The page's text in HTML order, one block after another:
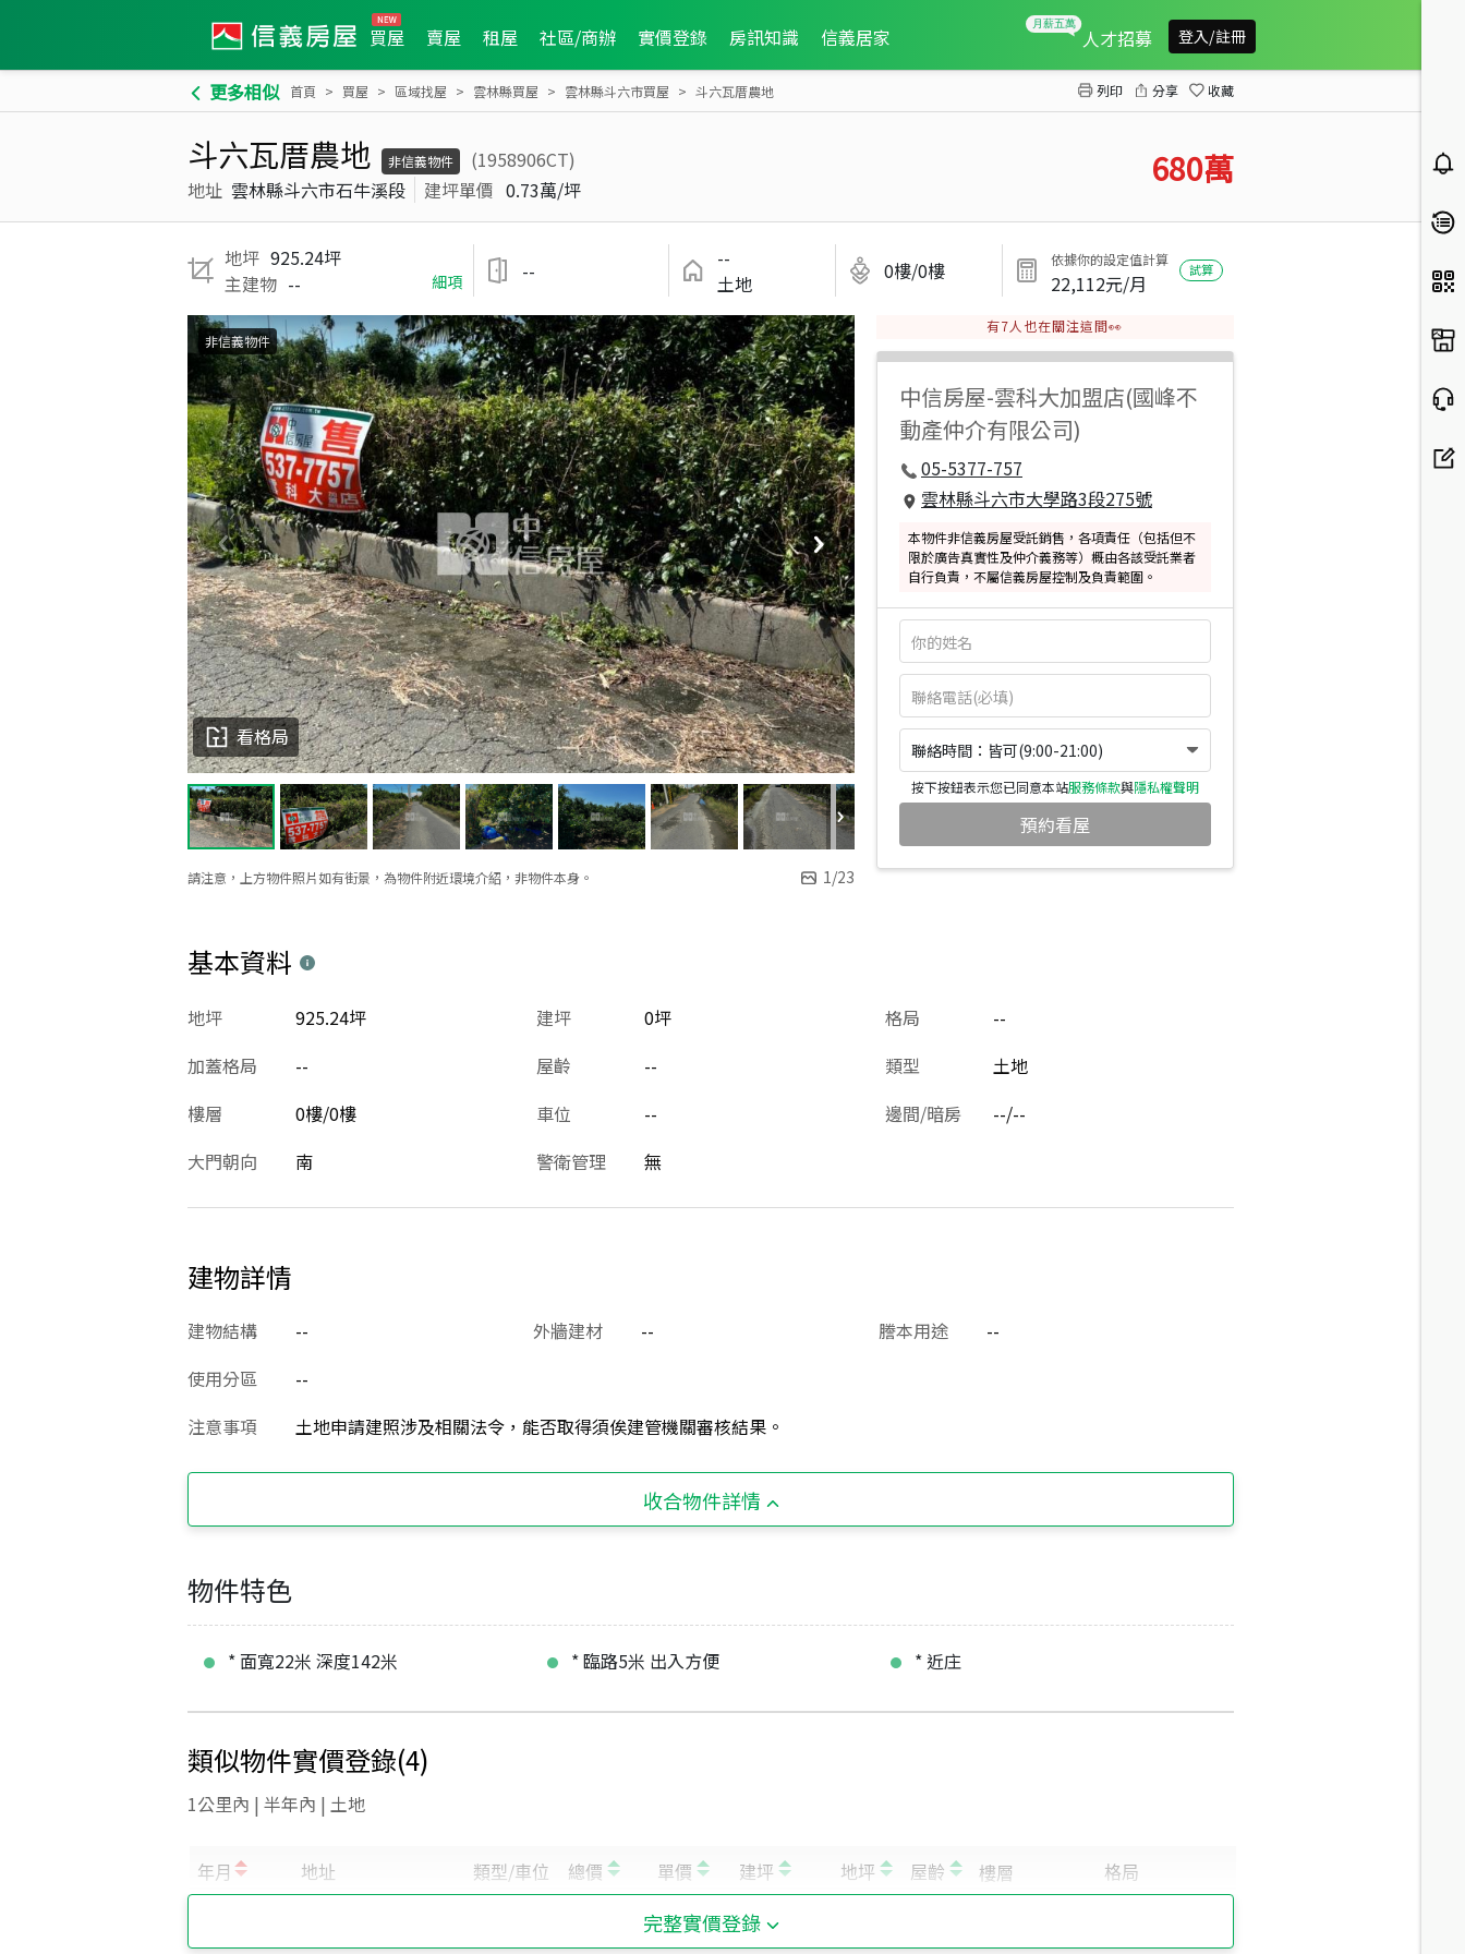
買屋 賣屋 租屋 社區/商辦 實價登錄 房訊知識 信義居家 人才招募 登入/註冊
更多相似 首頁 買屋 區域找屋 雲林縣買屋 雲林縣斗六市買屋 斗六瓦厝農地 列印 分享 收藏
斗六瓦厝農地 非信義物件
(1958906CT)
地址 雲林縣斗六市石牛溪段 建坪單價 0.73萬/坪 680萬
地坪 925.24坪
主建物 -- 細項 --
--
土地
0樓/0樓 依據你的設定值計算
22,112元/月
試算
請注意，上方物件照片如有街景，為物件附近環境介紹，非物件本身。 1/23
看格局
非信義物件
有7人也在關注這間👀
中信房屋-雲科大加盟店(國峰不
動產仲介有限公司)
05-5377-757
雲林縣斗六市大學路3段275號
本物件非信義房屋受託銷售，各項責任（包括但不
限於廣告真實性及仲介義務等）概由各該受託業者
自行負責，不屬信義房屋控制及負責範圍。
聯絡時間：皆可(9:00-21:00)
按下按鈕表示您已同意本站服務條款與隱私權聲明
預約看屋
基本資料
建坪 0坪
地坪 925.24坪 格局
--
加蓋格局
-- 屋齡 -- 類型
土地
樓層
0樓/0樓 車位 -- 邊間/暗房
--/--
大門朝向
南 警衛管理 無
建物詳情
建物結構 -- 外牆建材 -- 謄本用途
--
使用分區
--
注意事項
土地申請建照涉及相關法令，能否取得須俟建管機關審核結果。
收合物件詳情
物件特色
* 面寬22米 深度142米 * 臨路5米 出入方便 * 近庄
類似物件實價登錄(4)
1公里內 | 半年內 | 土地
完整實價登錄